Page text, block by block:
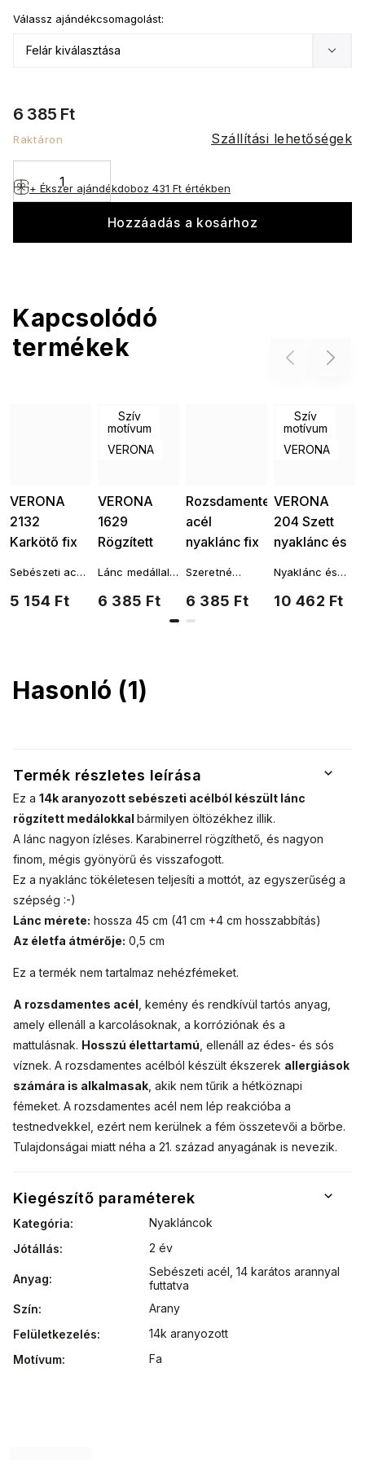
6 385 Ft
Raktáron Szállítási lehetőségek
Válassz ajándékcsomagolást:
Hozzáadás a kosárhoz
+ Ékszer ajándékdoboz 431 Ft értékben
Termék részletes leírása
Ez a 14k aranyozott sebészeti acélból készült lánc
rögzített medálokkal bármilyen öltözékhez illik.
A lánc nagyon ízléses. Karabinerrel rögzíthető, és nagyon
finom, mégis gyönyörű és visszafogott.
Ez a nyaklánc tökéletesen teljesíti a mottót, az egyszerűség a
szépség :-)
Lánc mérete: hossza 45 cm (41 cm +4 cm hosszabbítás)
Az életfa átmérője: 0,5 cm
Ez a termék nem tartalmaz nehézfémeket.
A rozsdamentes acél , kemény és rendkívül tartós anyag,
amely ellenáll a karcolásoknak, a korróziónak és a
mattulásnak. Hosszú élettartamú , ellenáll az édes- és sós
víznek. A rozsdamentes acélból készült ékszerek allergiások
számára is alkalmasak , akik nem tűrik a hétköznapi
fémeket. A rozsdamentes acél nem lép reakcióba a
testnedvekkel, ezért nem kerülnek a fém összetevői a bőrbe.
Tulajdonságai miatt néha a 21. század anyagának is nevezik.
Kiegészítő paraméterek
Kategória:
Nyakláncok
Jótállás: 2 év
Anyag:
Sebészeti acél 14 karátos arannyal
futtatva
Szín:
Arany
Felületkezelés:
14k aranyozott
Motívum: Fa
Kapcsolódó
termékek
Previous
VERONA
2132
Karkötő fix
szívekkel
5 154 Ft
Sebészeti acél
Szív
motívum
VERONA
VERONA
1629
Rögzített
5127-24,
6 385 Ft
Lánc medállal,
acélból
Rozsdamentes
acél
nyaklánc fix
finom életfák
3001630
6 385 Ft
Szeretné
ezt a terméket
más
Szív
motívum
VERONA
VERONA
204 Szett
nyaklánc és
medálokkal,
finom
10 462 Ft
Nyaklánc és
sebészeti
Next
Hasonló (1)